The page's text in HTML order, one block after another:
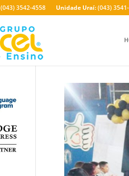
(043) 3542-4558 Unidade Uraí:(043)